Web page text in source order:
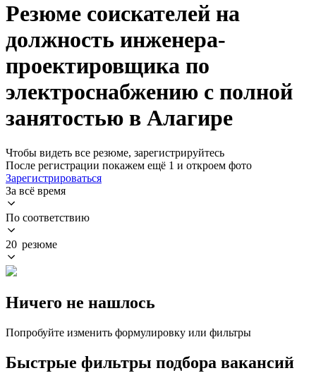
Резюме соискателей на
должность инженера-
проектировщика по
электроснабжению с полной
занятостью в Алагире
Чтобы видеть все резюме, зарегистрируйтесь
После регистрации покажем ещё 1 и откроем фото
Зарегистрироваться
За всё время
По соответствию
20 резюме
Ничего не нашлось
Попробуйте изменить формулировку или фильтры
Быстрые фильтры подбора вакансий